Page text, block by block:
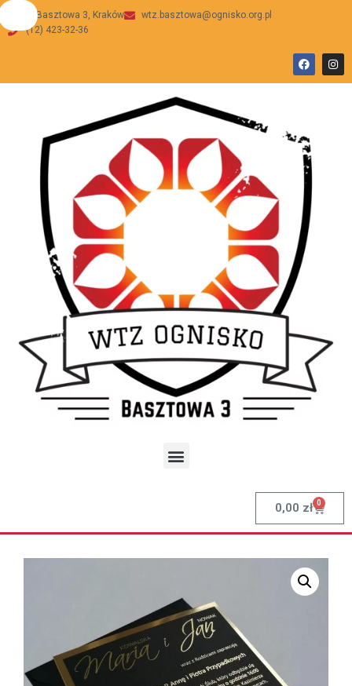
ul Basztowa 3, Kraków
wtz.basztowa@ognisko.org.pl
(12) 423-32-36
0,00 zł 0